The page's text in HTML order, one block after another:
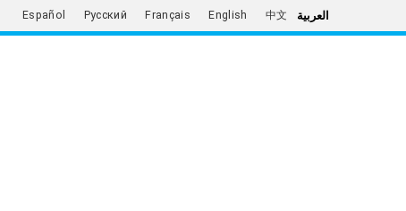
العربية 中文
English
Français
Русский
Español